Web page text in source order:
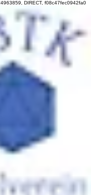
DIRECT, f08c47fec0942fa0